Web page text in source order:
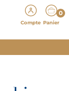
Compte
0
Panier